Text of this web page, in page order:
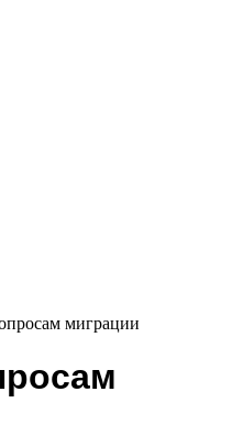
миграции